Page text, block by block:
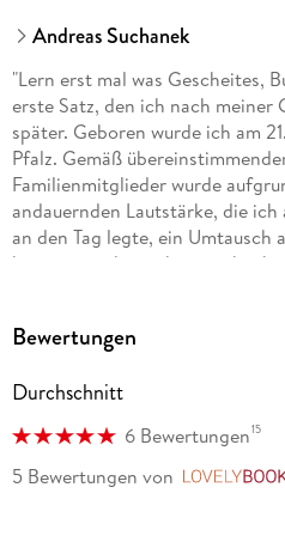
Andreas Suchanek
"Lern erst mal was Gescheites,
erste Satz, den ich nach meiner
später. Geboren wurde ich am
Pfalz. Gemäß
Familienmitglieder wurde
andauernden Lautstärke, die
an den Tag legte, ein Umtausch
können wir ihn nicht
turbulente Jugend. Natürlich
kaputtmachen, zum anderen
meine Memoiren übrig.
. . . Mehr dazu findet ihr im
Bewertungen
Durchschnitt
6 Bewertungen15
5 Bewertungen von